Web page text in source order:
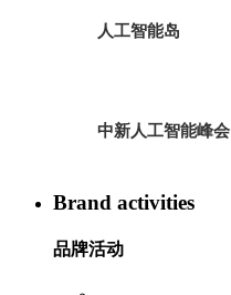
人工智能岛
中新人工智能峰会
Brand activities
品牌活动